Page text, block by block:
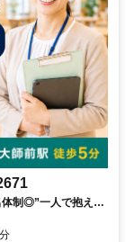
体制◎”一人で抱え込